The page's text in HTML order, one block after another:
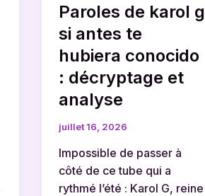
Paroles de karol g
si antes te
hubiera conocido
: décryptage et
analyse
juillet 16, 2026
Impossible de passer à
côté de ce tube qui a
rythmé l’été : Karol G, reine
conocido
:
décryptage
et
analyse